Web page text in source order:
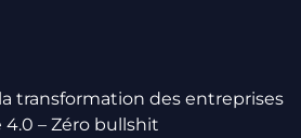
transformation des entreprises
4.0 – Zéro bullshit